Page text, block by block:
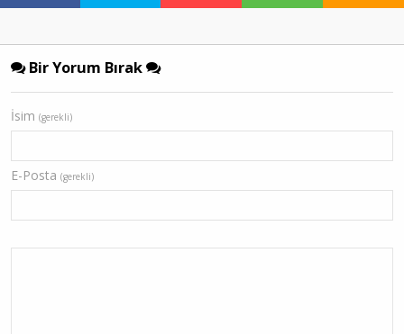
Bir Yorum Bırak
İsim (gerekli)
E-Posta (gerekli)